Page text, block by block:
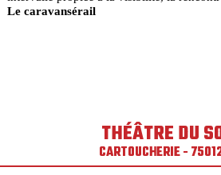
Le caravansérail
THÉÂTRE DU
CARTOUCHERIE -